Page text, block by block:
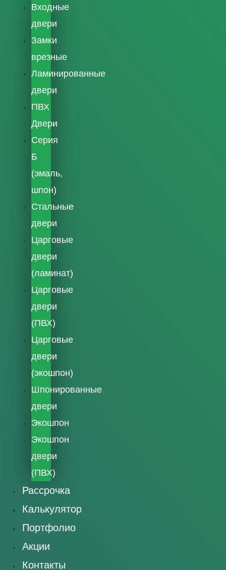
Входные
двери
Замки
врезные
Ламинированные
двери
ПВХ
Двери
Серия
Б
(эмаль,
шпон)
Стальные
двери
Царговые
двери
(ламинат)
Царговые
двери
(ПВХ)
Царговые
двери
(экошпон)
Шпонированные
двери
Экошпон
Экошпон
двери
(ПВХ)
Рассрочка
Калькулятор
Портфолио
Акции
Контакты